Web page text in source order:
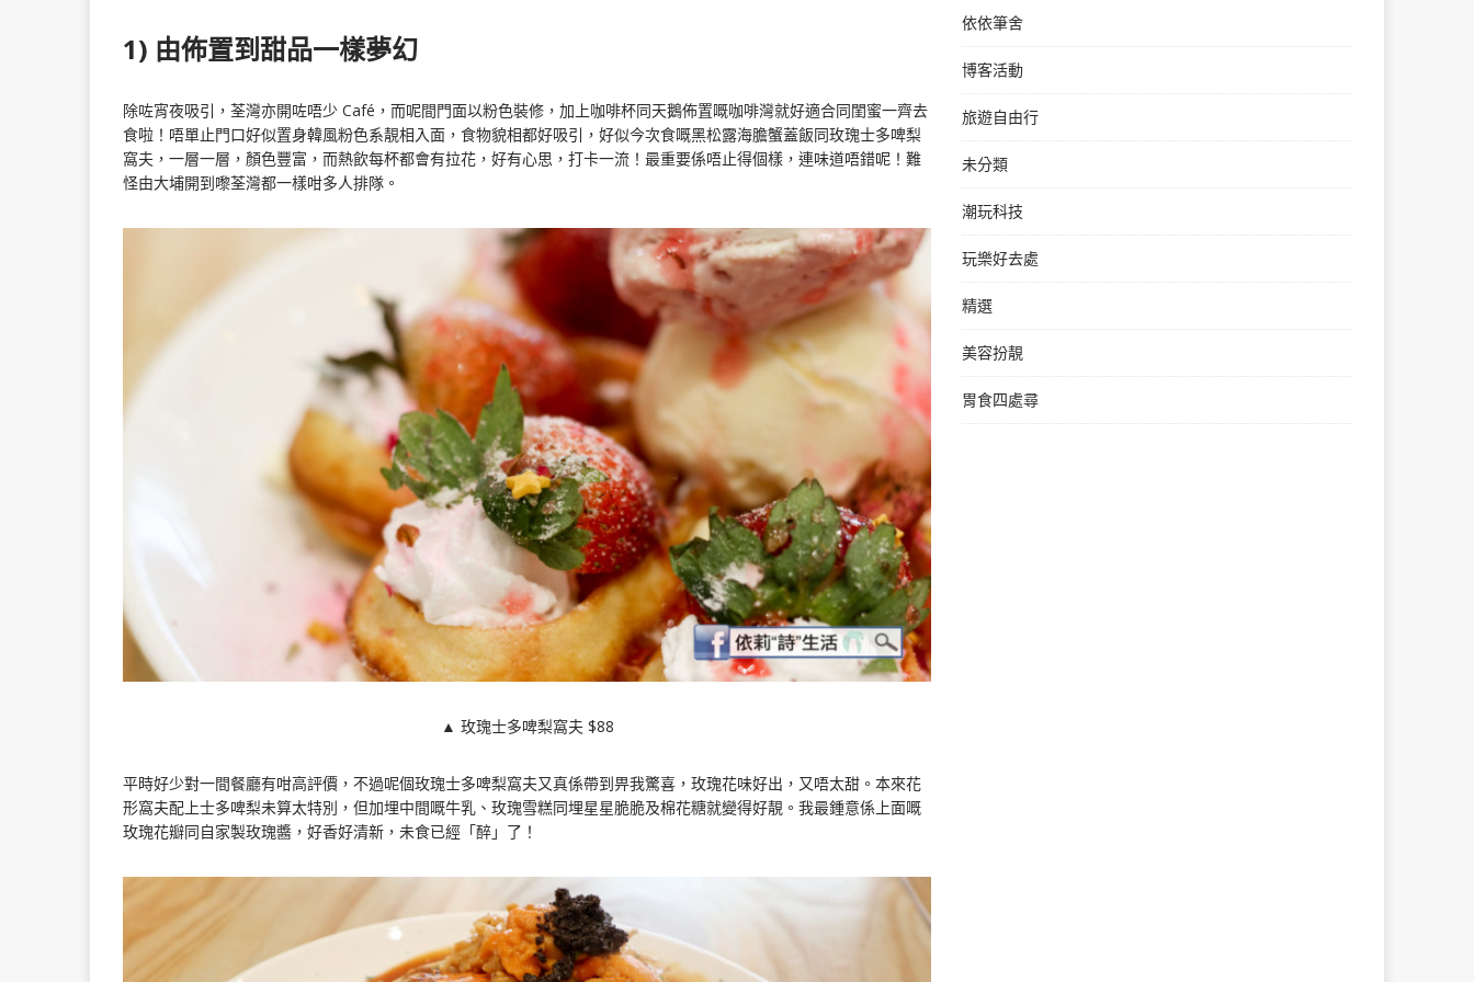
1) 由佈置到甜品一樣夢幻
除咗宵夜吸引，荃灣亦開咗唔少 Café，而呢間門面以粉色裝修，加上咖啡杯同天鵝佈置嘅咖啡灣就好適合同閨蜜一齊去
食啦！唔單止門口好似置身韓風粉色系靚相入面，食物貌相都好吸引，好似今次食嘅黑松露海膽蟹蓋飯同玫瑰士多啤梨
窩夫，一層一層，顏色豐富，而熱飲每杯都會有拉花，好有心思，打卡一流！最重要係唔止得個樣，連味道唔錯呢！難
怪由大埔開到嚟荃灣都一樣咁多人排隊。
▲ 玫瑰士多啤梨窩夫 $88
平時好少對一間餐廳有咁高評價，不過呢個玫瑰士多啤梨窩夫又真係帶到畀我驚喜，玫瑰花味好出，又唔太甜。本來花
形窩夫配上士多啤梨未算太特別，但加埋中間嘅牛乳、玫瑰雪糕同埋星星脆脆及棉花糖就變得好靚。我最鍾意係上面嘅
玫瑰花瓣同自家製玫瑰醬，好香好清新，未食已經「醉」了！
依依筆舍
博客活動
旅遊自由行
未分類
潮玩科技
玩樂好去處
精選
美容扮靚
胃食四處尋